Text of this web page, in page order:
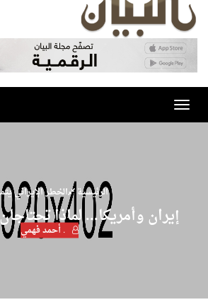
Toggle
navigation
الرئيسية الخطر الإيراني
إيران وأمريكا... لماذا
. أحمد فهمي